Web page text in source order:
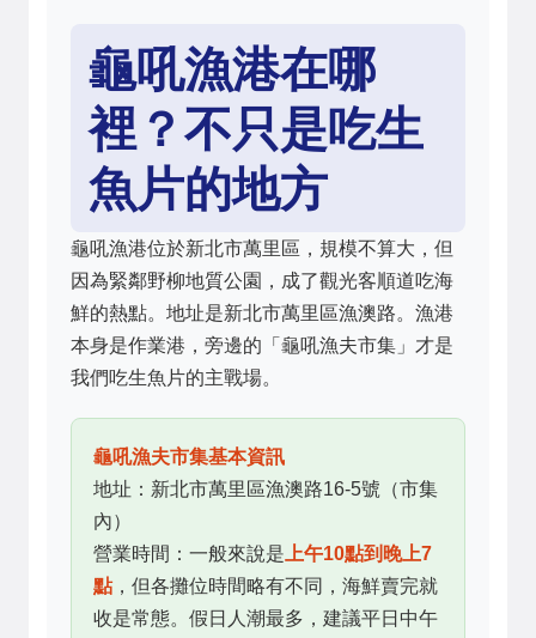
龜吼漁港在哪
裡？不只是吃生
魚片的地方
龜吼漁港位於新北市萬里區，規模不算大，但
因為緊鄰野柳地質公園，成了觀光客順道吃海
鮮的熱點。地址是新北市萬里區漁澳路。漁港
本身是作業港，旁邊的「龜吼漁夫市集」才是
我們吃生魚片的主戰場。
龜吼漁夫市集基本資訊
地址：新北市萬里區漁澳路16-5號（市集
內）
營業時間：一般來說是 上午10點到晚上7
點，但各攤位時間略有不同，海鮮賣完就
收是常態。假日人潮最多，建議平日中午